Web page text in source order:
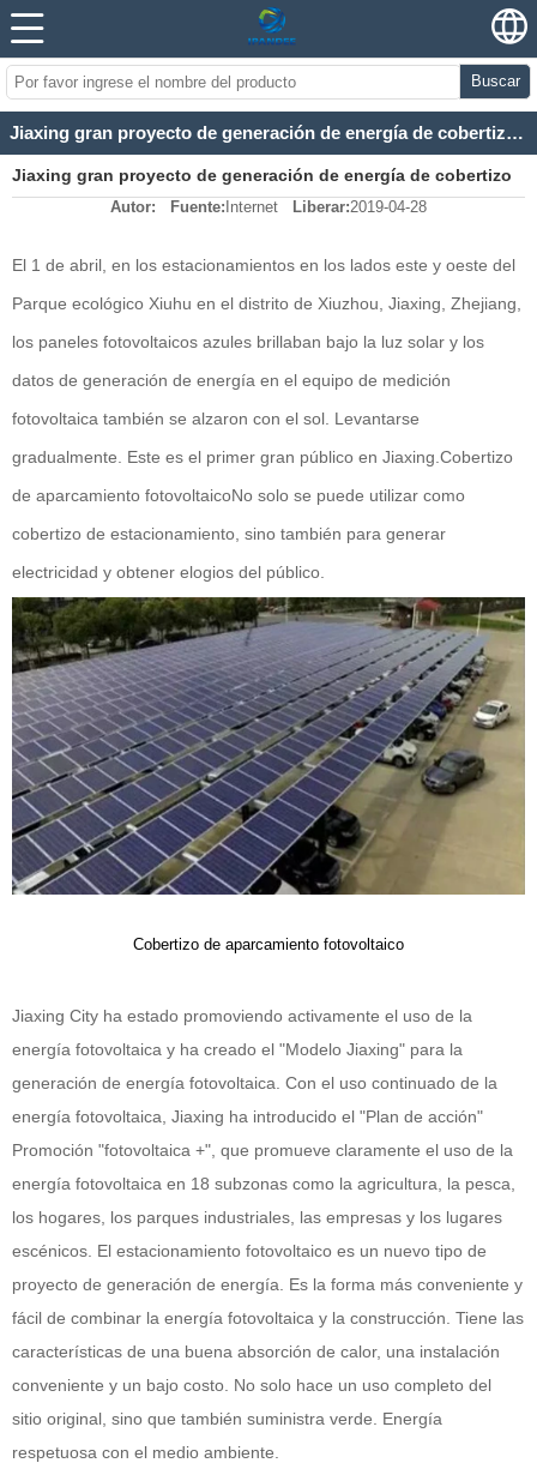
Buscar
Jiaxing gran proyecto de generación de energía de cobertizo de estacionamiento fotovoltaico
Jiaxing gran proyecto de generación de energía de cobertizo
de estacionamiento fotovoltaico
Autor: Fuente: Internet Liberar:2019-04-28
El 1 de abril, en los estacionamientos en los lados este y oeste del
Parque ecológico Xiuhu en el distrito de Xiuzhou, Jiaxing, Zhejiang,
los paneles fotovoltaicos azules brillaban bajo la luz solar y los
datos de generación de energía en el equipo de medición
fotovoltaica también se alzaron con el sol. Levantarse
gradualmente. Este es el primer gran público en Jiaxing. Cobertizo
de aparcamiento fotovoltaicoNo solo se puede utilizar como
cobertizo de estacionamiento, sino también para generar
electricidad y obtener elogios del público.
Cobertizo de aparcamiento fotovoltaico
Jiaxing City ha estado promoviendo activamente el uso de la
energía fotovoltaica y ha creado el "Modelo Jiaxing" para la
generación de energía fotovoltaica. Con el uso continuado de la
energía fotovoltaica, Jiaxing ha introducido el "Plan de acción"
Promoción "fotovoltaica +", que promueve claramente el uso de la
energía fotovoltaica en 18 subzonas como la agricultura, la pesca,
los hogares, los parques industriales, las empresas y los lugares
escénicos. El estacionamiento fotovoltaico es un nuevo tipo de
proyecto de generación de energía. Es la forma más conveniente y
fácil de combinar la energía fotovoltaica y la construcción. Tiene las
características de una buena absorción de calor, una instalación
conveniente y un bajo costo. No solo hace un uso completo del
sitio original, sino que también suministra verde. Energía
respetuosa con el medio ambiente.